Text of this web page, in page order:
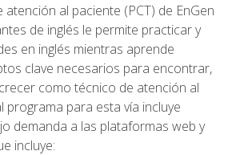
al paciente (PCT) de EnGen
de inglés le permite practicar y
en inglés mientras aprende
clave necesarios para encontrar,
como técnico de atención al
programa para esta vía incluye
demanda a las plataformas web y
incluye: